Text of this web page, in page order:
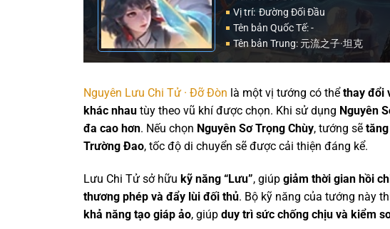
Vị trí: Đường Đối Đầu
Tên bản Quốc Tế: -
Tên bản Trung: 元流之子·坦克
Nguyên Lưu Chi Tử · Đỡ Đòn là một vị tướng có thểthay đổi
khác nhau tùy theo vũ khí được chọn. Khi sử dụng Nguyên
đa cao hơn. Nếu chọn Nguyên Sơ Trọng Chùy, tướng sẽ
Trường Đao, tốc độ di chuyển sẽ được cải thiện đáng kể.
Lưu Chi Tử sở hữu kỹ năng “Lưu”, giúp giảm thời gian hồi
thương phép và đẩy lùi đối thủ. Bộ kỹ năng của tướng này
khả năng tạo giáp ảo, giúp duy trì sức chống chịu và kiểm